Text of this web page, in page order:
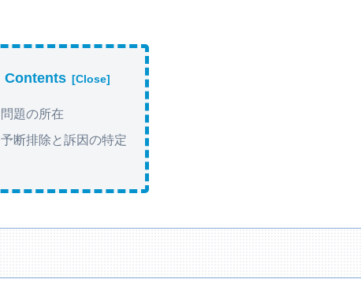
Contents
問題の所在
予断排除と訴因の特定